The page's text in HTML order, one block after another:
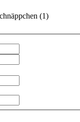
(1)